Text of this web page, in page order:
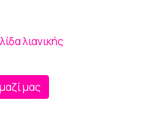
λιανικής
μας